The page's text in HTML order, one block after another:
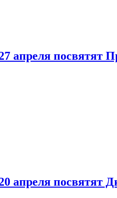
апреля посвятят
апреля посвятят